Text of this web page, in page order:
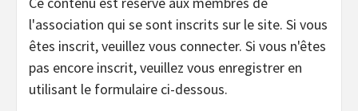
l'association qui se sont inscrits sur le site. Si vous
êtes inscrit, veuillez vous connecter. Si vous n'êtes
pas encore inscrit, veuillez vous enregistrer en
utilisant le formulaire ci-dessous.